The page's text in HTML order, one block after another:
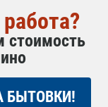
стоимость
БЫТОВКИ!